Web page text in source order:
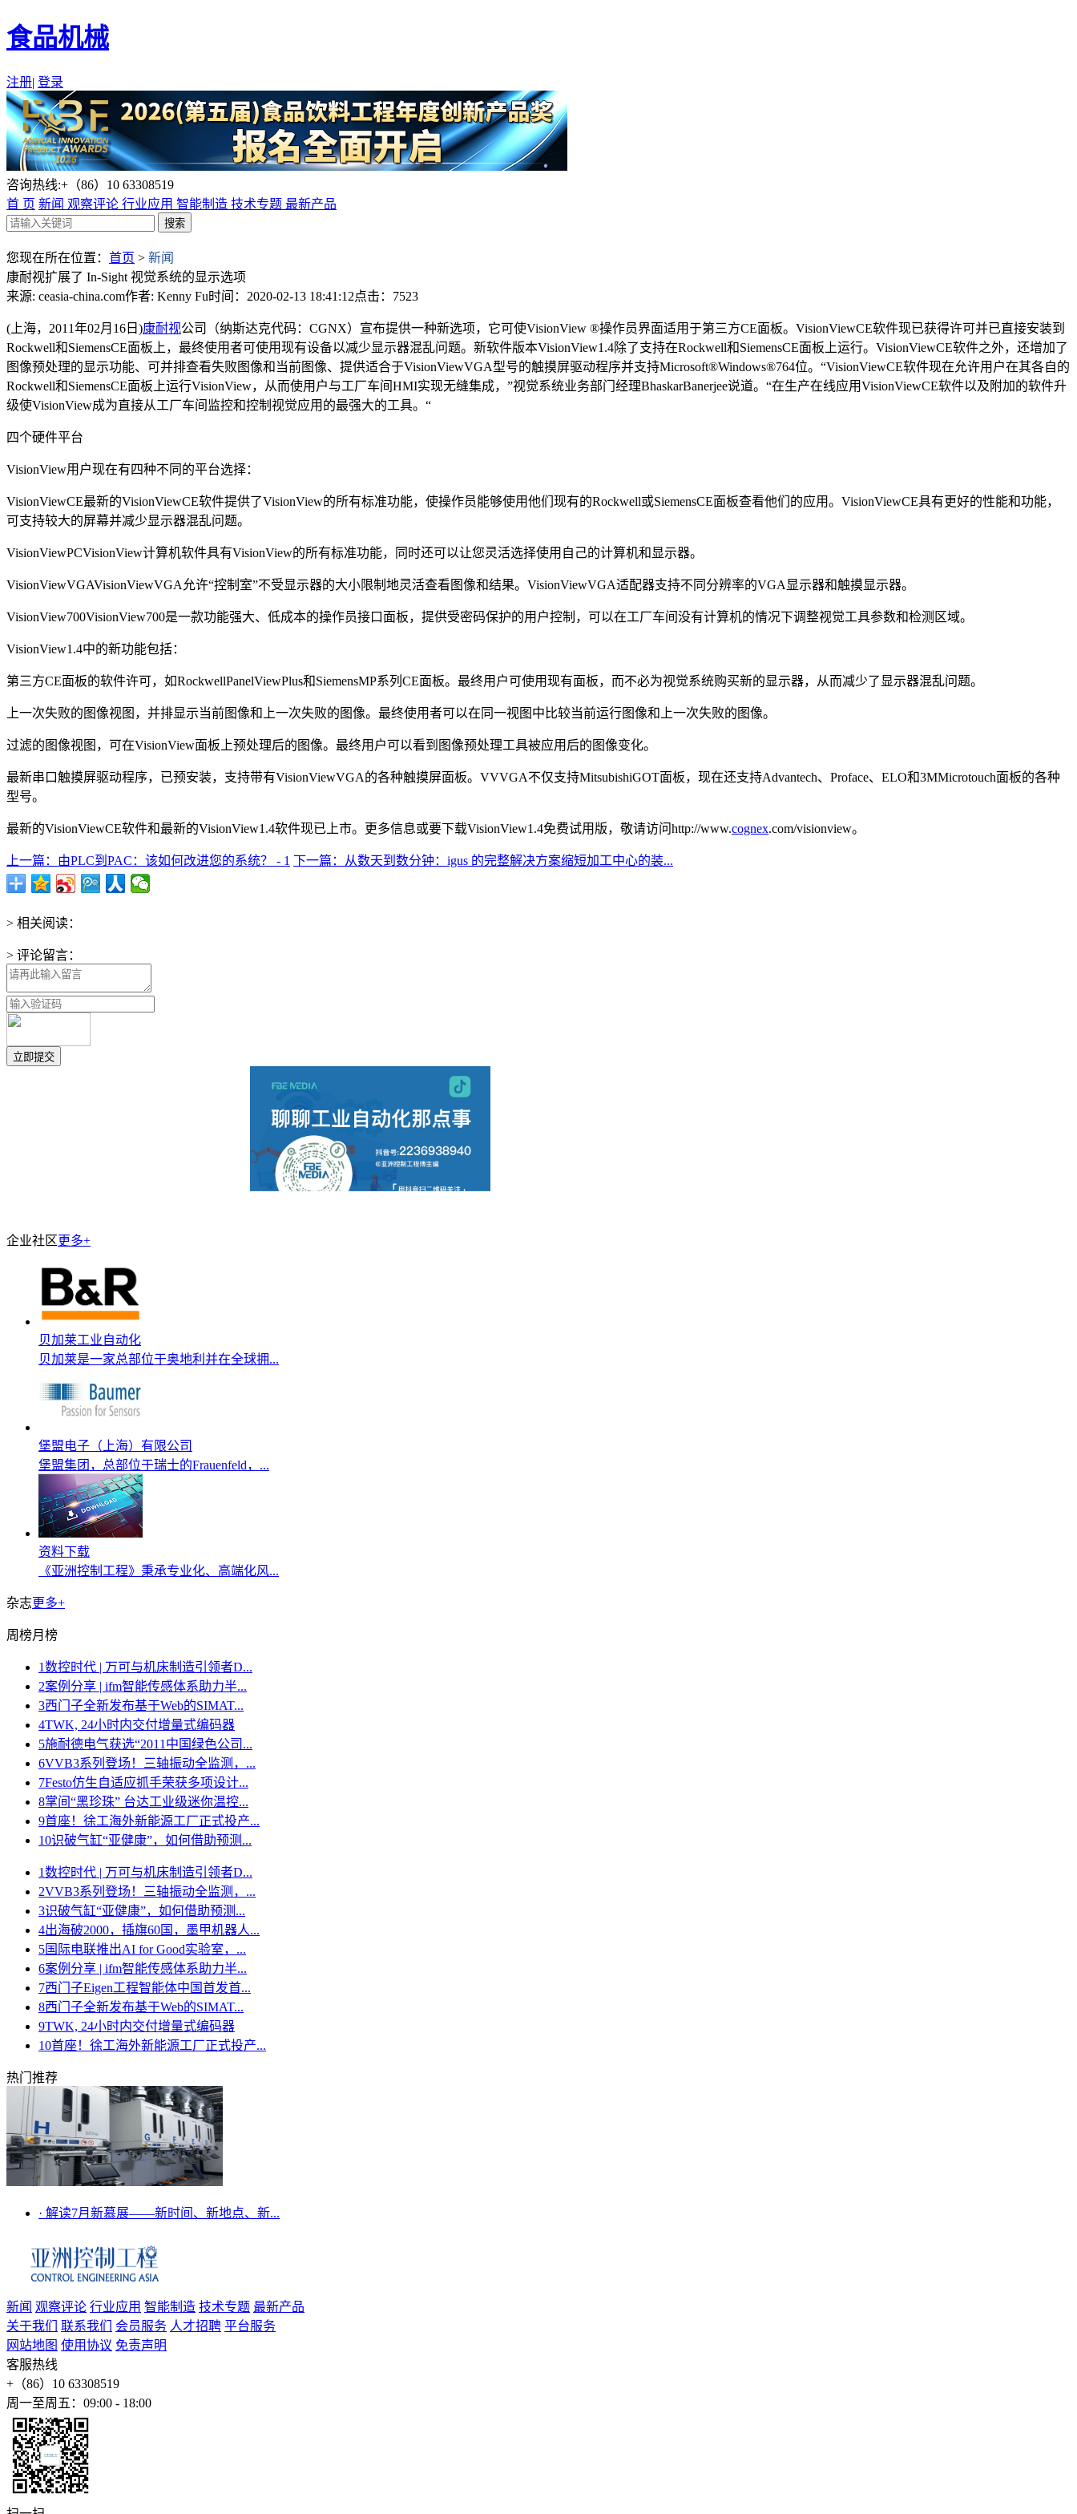
食品机械
注册| 登录
咨询热线:+（86）10 63308519
首 页 新闻 观察评论 行业应用 智能制造 技术专题 最新产品
您现在所在位置： 首页 > 新闻
康耐视扩展了 In-Sight 视觉系统的显示选项
来源: ceasia-china.com作者: Kenny Fu时间：2020-02-13 18:41:12点击：7523
(上海，2011年02月16日)康耐视公司（纳斯达克代码：CGNX）宣布提供一种新选项，它可使VisionView ®操作员界面适用于第三方CE面板。VisionViewCE软件现已获得许可并已直接安装到
Rockwell和SiemensCE面板上，最终使用者可使用现有设备以减少显示器混乱问题。新软件版本VisionView1.4除了支持在Rockwell和SiemensCE面板上运行。VisionViewCE软件之外，还增加了
图像预处理的显示功能、可并排查看失败图像和当前图像、提供适合于VisionViewVGA型号的触摸屏驱动程序并支持Microsoft®Windows®764位。“VisionViewCE软件现在允许用户在其各自的
Rockwell和SiemensCE面板上运行VisionView，从而使用户与工厂车间HMI实现无缝集成，”视觉系统业务部门经理BhaskarBanerjee说道。“在生产在线应用VisionViewCE软件以及附加的软件升
级使VisionView成为直接从工厂车间监控和控制视觉应用的最强大的工具。“
四个硬件平台
VisionView用户现在有四种不同的平台选择：
VisionViewCE最新的VisionViewCE软件提供了VisionView的所有标准功能，使操作员能够使用他们现有的Rockwell或SiemensCE面板查看他们的应用。VisionViewCE具有更好的性能和功能，
可支持较大的屏幕并减少显示器混乱问题。
VisionViewPCVisionView计算机软件具有VisionView的所有标准功能，同时还可以让您灵活选择使用自己的计算机和显示器。
VisionViewVGAVisionViewVGA允许“控制室”不受显示器的大小限制地灵活查看图像和结果。VisionViewVGA适配器支持不同分辨率的VGA显示器和触摸显示器。
VisionView700VisionView700是一款功能强大、低成本的操作员接口面板，提供受密码保护的用户控制，可以在工厂车间没有计算机的情况下调整视觉工具参数和检测区域。
VisionView1.4中的新功能包括：
第三方CE面板的软件许可，如RockwellPanelViewPlus和SiemensMP系列CE面板。最终用户可使用现有面板，而不必为视觉系统购买新的显示器，从而减少了显示器混乱问题。
上一次失败的图像视图，并排显示当前图像和上一次失败的图像。最终使用者可以在同一视图中比较当前运行图像和上一次失败的图像。
过滤的图像视图，可在VisionView面板上预处理后的图像。最终用户可以看到图像预处理工具被应用后的图像变化。
最新串口触摸屏驱动程序，已预安装，支持带有VisionViewVGA的各种触摸屏面板。VVVGA不仅支持MitsubishiGOT面板，现在还支持Advantech、Proface、ELO和3MMicrotouch面板的各种
型号。
最新的VisionViewCE软件和最新的VisionView1.4软件现已上市。更多信息或要下载VisionView1.4免费试用版，敬请访问http://www.cognex.com/visionview。
上一篇：由PLC到PAC：该如何改进您的系统？ - 1 下一篇：从数天到数分钟：igus 的完整解决方案缩短加工中心的装...
> 相关阅读：
> 评论留言：
企业社区更多+
贝加莱工业自动化
贝加莱是一家总部位于奥地利并在全球拥...
堡盟电子（上海）有限公司
堡盟集团，总部位于瑞士的Frauenfeld，...
资料下载
《亚洲控制工程》秉承专业化、高端化风...
杂志更多+
周榜月榜
1数控时代 | 万可与机床制造引领者D...
2案例分享 | ifm智能传感体系助力半...
3西门子全新发布基于Web的SIMAT...
4TWK, 24小时内交付增量式编码器
5施耐德电气获选“2011中国绿色公司...
6VVB3系列登场！三轴振动全监测，...
7Festo仿生自适应抓手荣获多项设计...
8掌间“黑珍珠” 台达工业级迷你温控...
9首座！徐工海外新能源工厂正式投产...
10识破气缸“亚健康”，如何借助预测...
1数控时代 | 万可与机床制造引领者D...
2VVB3系列登场！三轴振动全监测，...
3识破气缸“亚健康”，如何借助预测...
4出海破2000，插旗60国，墨甲机器人...
5国际电联推出AI for Good实验室，...
6案例分享 | ifm智能传感体系助力半...
7西门子Eigen工程智能体中国首发首...
8西门子全新发布基于Web的SIMAT...
9TWK, 24小时内交付增量式编码器
10首座！徐工海外新能源工厂正式投产...
热门推荐
· 解读7月新慕展——新时间、新地点、新...
新闻 观察评论 行业应用 智能制造 技术专题 最新产品
关于我们
联系我们 会员服务 人才招聘 平台服务
网站地图 使用协议 免责声明
客服热线
+（86）10 63308519
周一至周五：09:00 - 18:00